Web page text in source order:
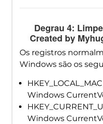
Degrau 4:
Created by
Os registros
Windows são os
Windows
Windows